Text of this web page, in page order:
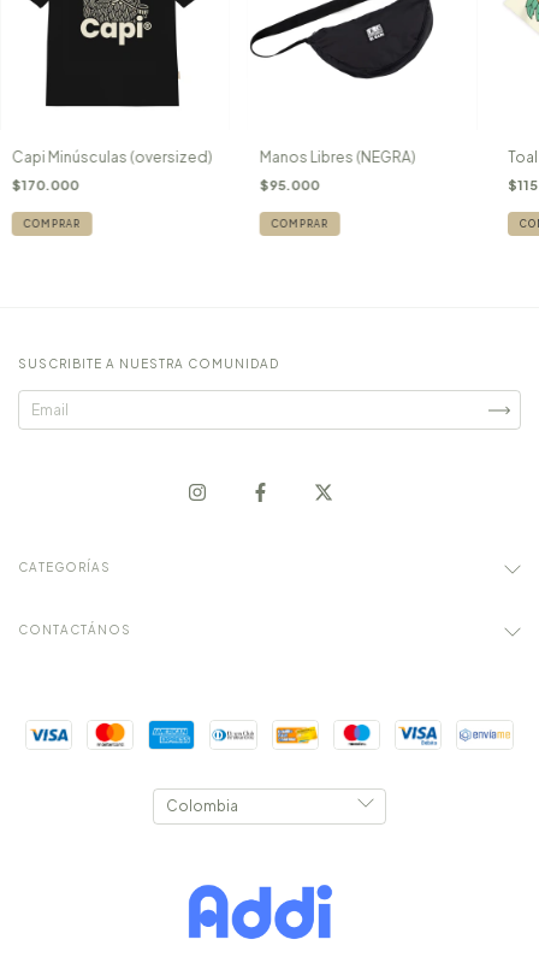
Capi Minúsculas (oversized)
$170.000
COMPRAR
Manos Libres (NEGRA)
$95.000
SUSCRIBITE A NUESTRA COMUNIDAD
CATEGORÍAS
CONTACTÁNOS